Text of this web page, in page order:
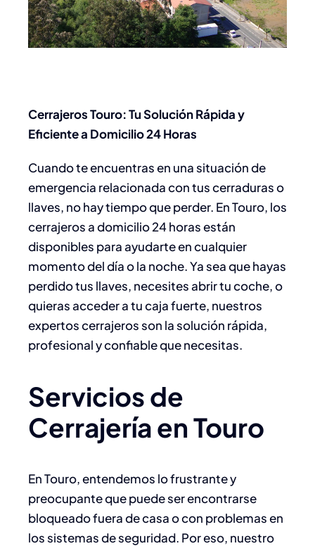
Cerrajeros Touro: Tu Solución Rápida y
Eficiente a Domicilio 24 Horas
Cuando te encuentras en una situación de
emergencia relacionada con tus cerraduras o
llaves, no hay tiempo que perder. En Touro, los
cerrajeros a domicilio 24 horas están
disponibles para ayudarte en cualquier
momento del día o la noche. Ya sea que hayas
perdido tus llaves, necesites abrir tu coche, o
quieras acceder a tu caja fuerte, nuestros
expertos cerrajeros son la solución rápida,
profesional y confiable que necesitas.
Servicios de
Cerrajería en Touro
En Touro, entendemos lo frustrante y
preocupante que puede ser encontrarse
bloqueado fuera de casa o con problemas en
los sistemas de seguridad. Por eso, nuestro